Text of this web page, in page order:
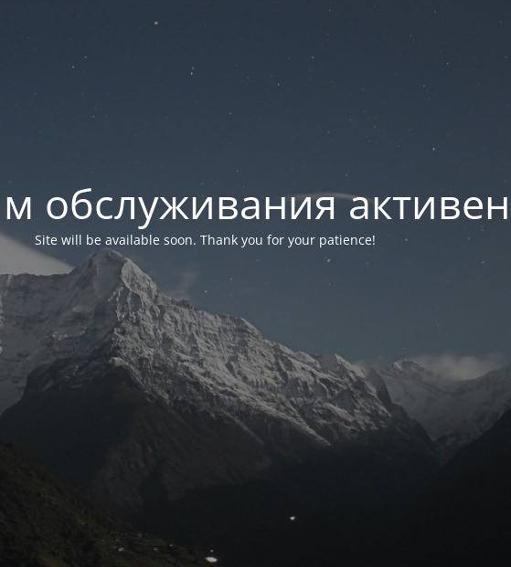
обслуживания активен
Site will be available soon. Thank you for your patience!